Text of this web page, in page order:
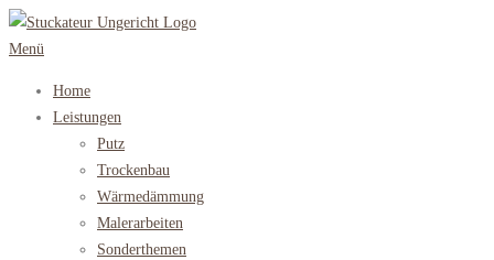
Zum
Inhalt
Menü
Home
Leistungen
Putz
Trockenbau
Wärmedämmung
Malerarbeiten
Sonderthemen